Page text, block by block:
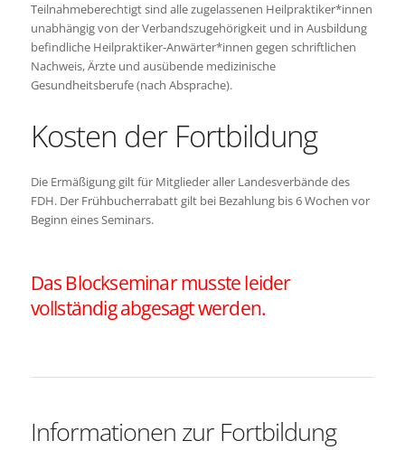
Teilnahmeberechtigt sind alle zugelassenen Heilpraktiker*innen
unabhängig von der Verbandszugehörigkeit und in Ausbildung
befindliche Heilpraktiker-Anwärter*innen gegen schriftlichen
Nachweis, Ärzte und ausübende medizinische
Gesundheitsberufe (nach Absprache).
Kosten der Fortbildung
Die Ermäßigung gilt für Mitglieder aller Landesverbände des
FDH. Der Frühbucherrabatt gilt bei Bezahlung bis 6 Wochen vor
Beginn eines Seminars.
Das Blockseminar musste leider
vollständig abgesagt werden.
Informationen zur Fortbildung